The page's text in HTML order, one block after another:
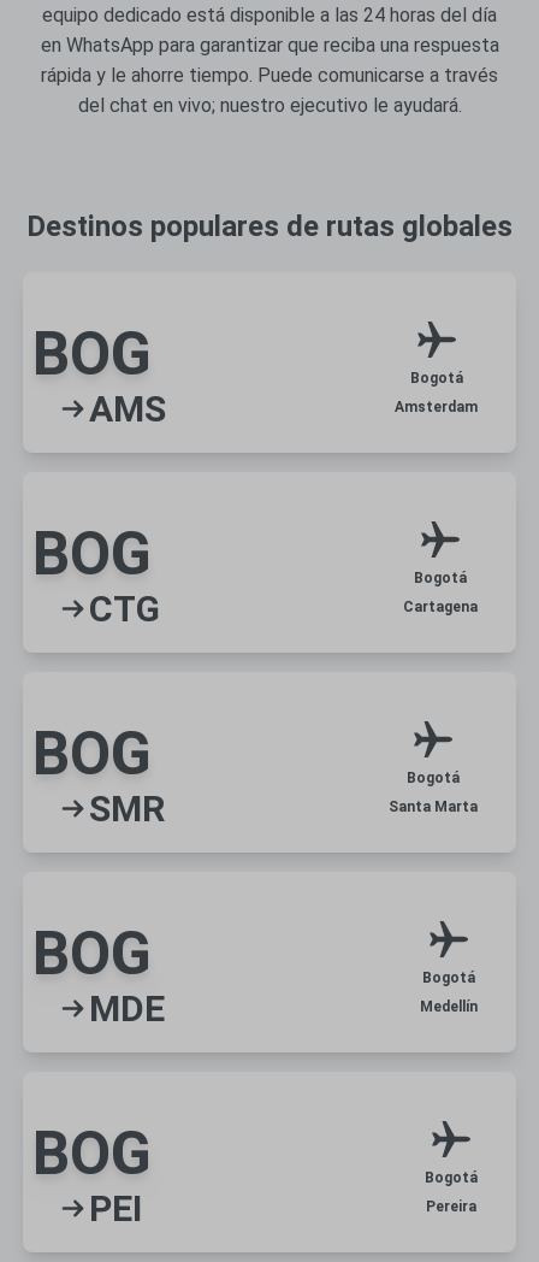
equipo dedicado está disponible a las 24 horas del día
en WhatsApp para garantizar que reciba una respuesta
rápida y le ahorre tiempo. Puede comunicarse a través
del chat en vivo; nuestro ejecutivo le ayudará.
Destinos populares de rutas globales
BOG
AMS
Bogotá
Amsterdam
BOG
CTG
Bogotá
Cartagena
BOG
SMR
Bogotá
Santa Marta
BOG
MDE
Bogotá
Medellín
BOG
PEI
Bogotá
Pereira